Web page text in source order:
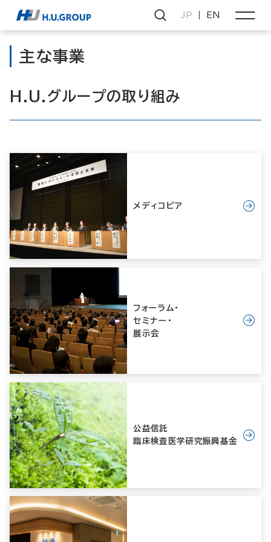
JP EN
主な事業
H.U.グループの取り組み
メディコピア
フォーラム・
セミナー・
展示会
公益信託
臨床検査医学研究振興基金